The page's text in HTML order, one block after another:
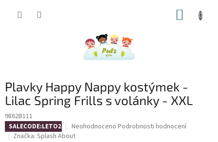
Plavky Happy Nappy kostýmek -
Lilac Spring Frills s volánky - XXL
9862B111
SALECODE:LETO26:4:%Průměrné
hodnocení
Neohodnoceno Podrobnosti hodnocení
Značka: Splash About